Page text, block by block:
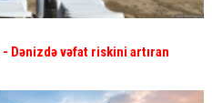
- Dənizdə vəfat riskini artıran